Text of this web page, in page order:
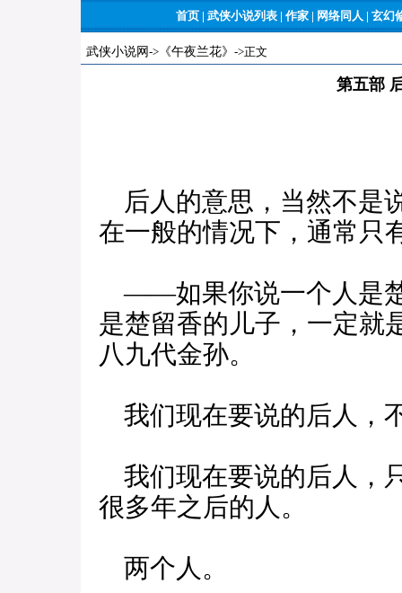
首页 | 武侠小说列表 | 作家 | 网络同人 | 玄幻
武侠小说网 -> 《午夜兰花》 ->正文
第五部
后人的意思，当然不是
在一般的情况下，通常只
——如果你说一个人是
是楚留香的儿子，一定就
八九代金孙。
我们现在要说的后人，
我们现在要说的后人，
很多年之后的人。
两个人。